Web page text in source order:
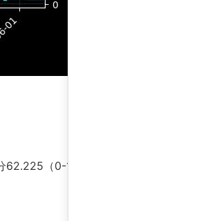
（0-100）处于中等偏上区间，暗